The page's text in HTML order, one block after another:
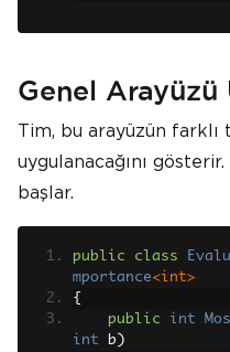
Genel Arayüzü
Tim, bu arayüzün farklı
uygulanacağını
başlar.
public class
mportance<int>
{
public
int
int b )